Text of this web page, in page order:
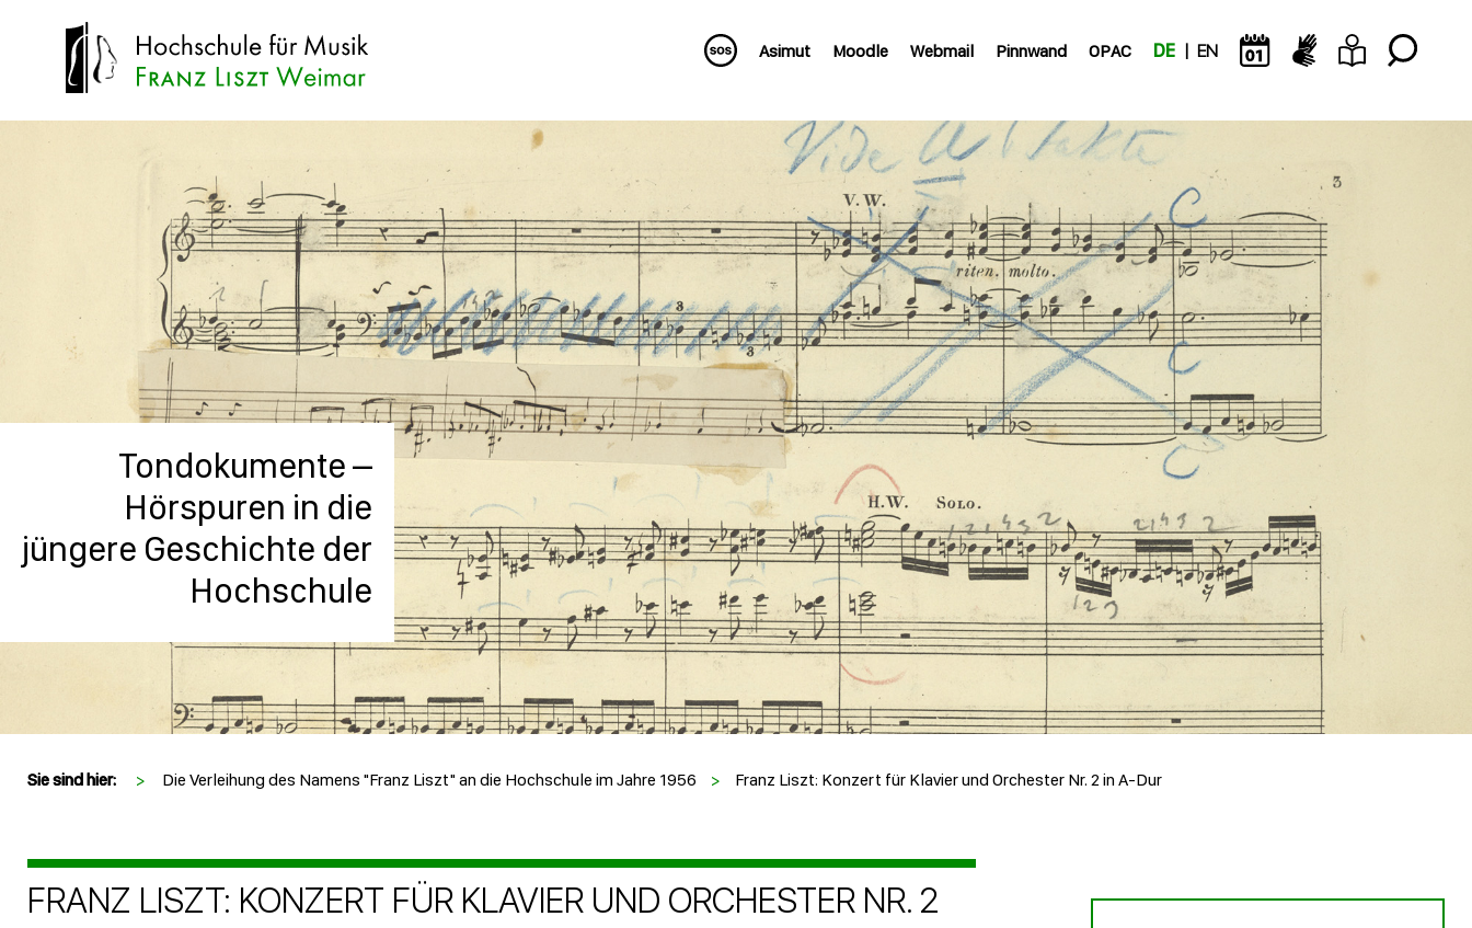
Asimut Moodle Webmail Pinnwand OPAC DE EN
Tondokumente –
Hörspuren in die
jüngere Geschichte der
Hochschule
Sie sind hier: > Die Verleihung des Namens "Franz Liszt" an die Hochschule im Jahre 1956 > Franz Liszt: Konzert für Klavier und Orchester Nr. 2 in A-Dur
FRANZ LISZT: KONZERT FÜR KLAVIER UND ORCHESTER NR. 2